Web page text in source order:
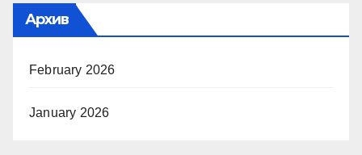
Архив
February 2026
January 2026